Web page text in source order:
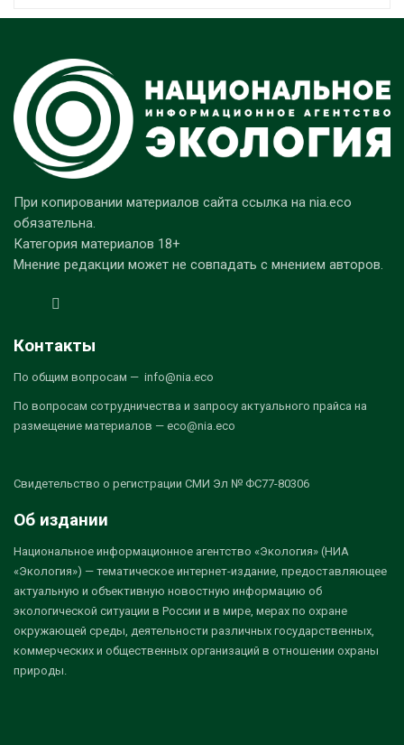
При копировании материалов сайта ссылка на nia.eco
обязательна.
Категория материалов 18+
Мнение редакции может не совпадать с мнением авторов.
Контакты
По общим вопросам — info@nia.eco
По вопросам сотрудничества и запросу актуального прайса на
размещение материалов — eco@nia.eco
Свидетельство о регистрации СМИ Эл № ФС77-80306
Об издании
Национальное информационное агентство «Экология» (НИА
«Экология») — тематическое интернет-издание, предоставляющее
актуальную и объективную новостную информацию об
экологической ситуации в России и в мире, мерах по охране
окружающей среды, деятельности различных государственных,
коммерческих и общественных организаций в отношении охраны
природы.